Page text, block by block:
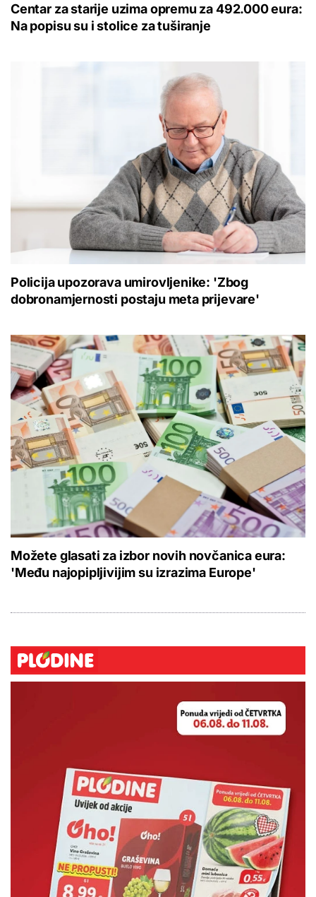
Centar za starije uzima opremu za 492.000 eura:
Na popisu su i stolice za tuširanje
Policija upozorava umirovljenike: 'Zbog
dobronamjernosti postaju meta prijevare'
Možete glasati za izbor novih novčanica eura:
'Među najopipljivijim su izrazima Europe'